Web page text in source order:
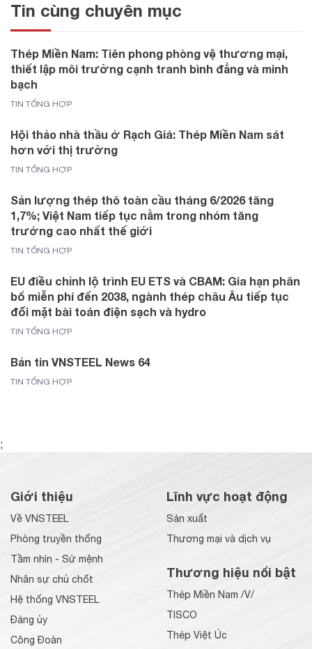
Tin cùng chuyên mục
Thép Miền Nam: Tiên phong phòng vệ thương mại,
thiết lập môi trường cạnh tranh bình đẳng và minh
bạch
TIN TỔNG HỢP
Hội thảo nhà thầu ở Rạch Giá: Thép Miền Nam sát
hơn với thị trường
TIN TỔNG HỢP
Sản lượng thép thô toàn cầu tháng 6/2026 tăng
1,7%; Việt Nam tiếp tục nằm trong nhóm tăng
trưởng cao nhất thế giới
TIN TỔNG HỢP
EU điều chỉnh lộ trình EU ETS và CBAM: Gia hạn phân
bổ miễn phí đến 2038, ngành thép châu Âu tiếp tục
đối mặt bài toán điện sạch và hydro
TIN TỔNG HỢP
Bản tin VNSTEEL News 64
TIN TỔNG HỢP
;
Giới thiệu
Về VNSTEEL
Phòng truyền thống
Tầm nhìn - Sứ mệnh
Nhân sự chủ chốt
Hệ thống VNSTEEL
Đảng ủy
Công Đoàn
Lĩnh vực hoạt động
Sản xuất
Thương mại và dịch vụ
Thương hiệu nổi bật
Thép Miền Nam /V/
TISCO
Thép Việt Úc